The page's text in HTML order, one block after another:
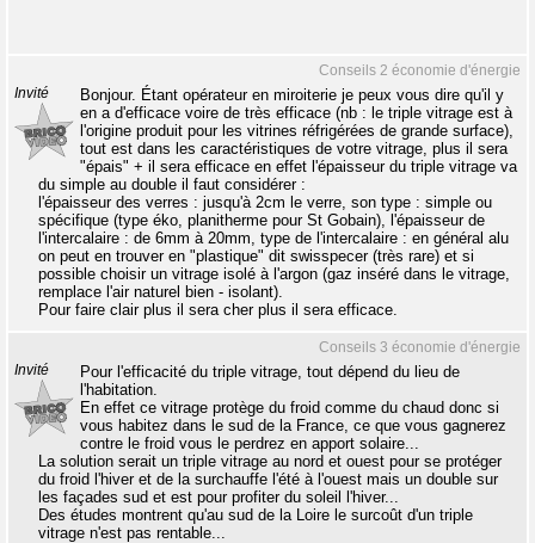
Conseils 2 économie d'énergie
Invité
Bonjour. Étant opérateur en miroiterie je peux vous dire qu'il y
en a d'efficace voire de très efficace (nb : le triple vitrage est à
l'origine produit pour les vitrines réfrigérées de grande surface),
tout est dans les caractéristiques de votre vitrage, plus il sera
"épais" + il sera efficace en effet l'épaisseur du triple vitrage va
du simple au double il faut considérer :
l'épaisseur des verres : jusqu'à 2cm le verre, son type : simple ou
spécifique (type éko, planitherme pour St Gobain), l'épaisseur de
l'intercalaire : de 6mm à 20mm, type de l'intercalaire : en général alu
on peut en trouver en "plastique" dit swisspecer (très rare) et si
possible choisir un vitrage isolé à l'argon (gaz inséré dans le vitrage,
remplace l'air naturel bien - isolant).
Pour faire clair plus il sera cher plus il sera efficace.
Conseils 3 économie d'énergie
Invité
Pour l'efficacité du triple vitrage, tout dépend du lieu de
l'habitation.
En effet ce vitrage protège du froid comme du chaud donc si
vous habitez dans le sud de la France, ce que vous gagnerez
contre le froid vous le perdrez en apport solaire...
La solution serait un triple vitrage au nord et ouest pour se protéger
du froid l'hiver et de la surchauffe l'été à l'ouest mais un double sur
les façades sud et est pour profiter du soleil l'hiver...
Des études montrent qu'au sud de la Loire le surcoût d'un triple
vitrage n'est pas rentable...